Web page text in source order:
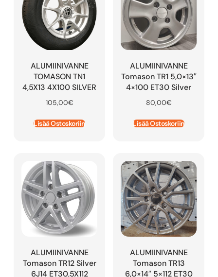
ALUMIINIVANNE
TOMASON TN1
4,5X13 4X100 SILVER
105,00€
Lisää Ostoskoriin
ALUMIINIVANNE
Tomason TR1 5,0×13″
4×100 ET30 Silver
80,00€
Lisää Ostoskoriin
ALUMIINIVANNE
Tomason TR12 Silver
6J14 ET30,5X112
ALUMIINIVANNE
Tomason TR13
6,0×14″ 5×112 ET30